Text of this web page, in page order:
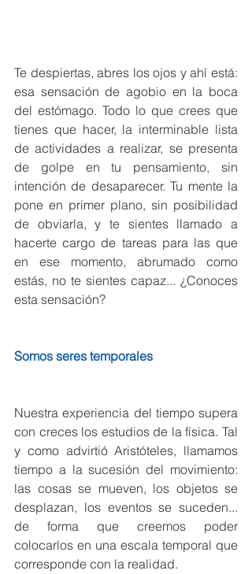
Te despiertas, abres los ojos y ahí está:
esa sensación de agobio en la boca
del estómago. Todo lo que crees que
tienes que hacer, la interminable lista
de actividades a realizar, se presenta
de golpe en tu pensamiento, sin
intención de desaparecer. Tu mente la
pone en primer plano, sin posibilidad
de obviarla, y te sientes llamado a
hacerte cargo de tareas para las que
en ese momento, abrumado como
estás, no te sientes capaz... ¿Conoces
esta sensación?
Somos seres temporales
Nuestra experiencia del tiempo supera
con creces los estudios de la física. Tal
y como advirtió Aristóteles, llamamos
tiempo a la sucesión del movimiento:
las cosas se mueven, los objetos se
desplazan, los eventos se suceden...
de forma que creemos poder
colocarlos en una escala temporal que
corresponde con la realidad.